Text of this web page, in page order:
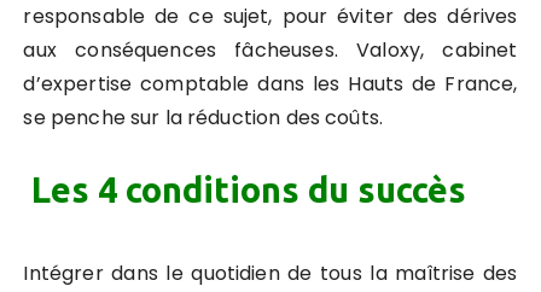
responsable de ce sujet, pour éviter des dérives
aux conséquences fâcheuses. Valoxy, cabinet
d’expertise comptable dans les Hauts de France,
se penche sur la réduction des coûts.
Les 4 conditions du succès
Intégrer dans le quotidien de tous la maîtrise des